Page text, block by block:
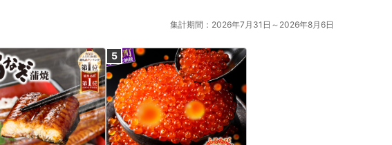
ては、1月10日以降順次発送いたします。
証明書と共にお送りいたします。
なる場合は必ず備考欄に住民票住所をご記入ください。
内に発送いたします。
年明けに発送いたします。1月10日のワンストップ特例制度の申請期限
すので、『自治体マイページ』よりオンラインワンストップ申請をお勧
集計期間：2026年7月31日～2026年8月6日